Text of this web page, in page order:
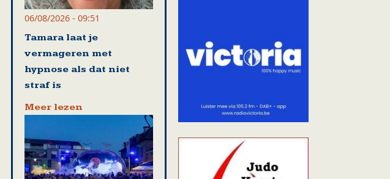
06/08/2026 - 09:51
Tamara laat je
vermageren met
hypnose als dat niet
straf is
Meer lezen